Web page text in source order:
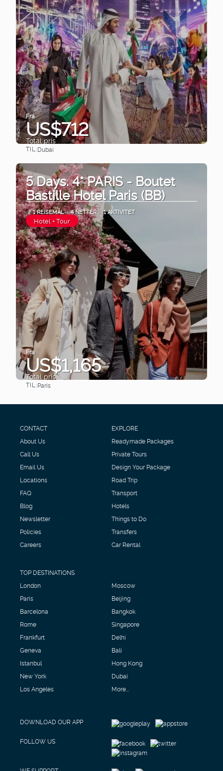
Fra
US$712
Total pris
TIL:Dubai
5 Days. 4* PARIS - Boutet
Bastille Hotel Paris (BB)
1 REISEMÅL 4 NETTER 1 AKTIVITET
Hotel + Tour
Fra
US$1,165
Total pris
TIL:Paris
CONTACT
About Us
Call Us
Email Us
Locations
FAQ
Blog
Newsletter
Policies
Careers
EXPLORE
Readymade Packages
Private Tours
Design Your Package
Road Trip
Transport
Hotels
Things to Do
Transfers
Car Rental
TOP DESTINATIONS
London
Paris
Barcelona
Rome
Frankfurt
Geneva
Istanbul
New York
Los Angeles
Moscow
Beijing
Bangkok
Singapore
Delhi
Bali
Hong Kong
Dubai
More...
DOWNLOAD OUR APP
FOLLOW US